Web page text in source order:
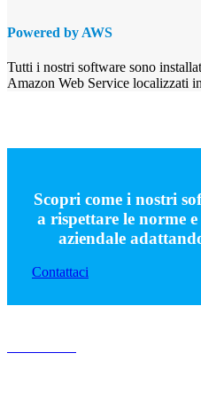
Powered by AWS
Tutti i nostri software sono
Amazon Web Service localizzati
Scopri come i nostri
a rispettare le norme
aziendale
Contattaci